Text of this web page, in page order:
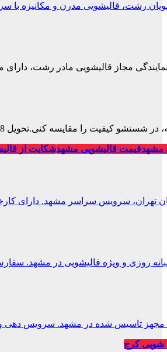
رشت، قالیشویی مدرن و مکانیزه
مجاز قالیشویی مادر رشت، دارای
کیفیت را مقایسه کنی.تحویل 48 ساعته فرش.
مشهدقیمت قالیشویی مشهدشکایت از
تهران، سرویس سراسر مشهد. دارای
ویژه قالیشویی در مشهد. سفارش آنلاین با 10
مجهز تاسیس شده در مشهد. سرویس دهی
شویی کرج